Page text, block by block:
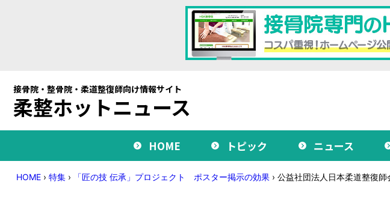
接骨院・整骨院・柔道整復師向け情報サイト
柔整ホットニュース
HOME トピック ニュース
HOME › 特集 › 「匠の技 伝承」プロジェクト ポスター掲示の効果 › 公益社団法人日本柔道整復